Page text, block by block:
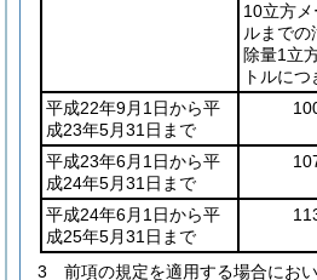
10立方メ
ルまでの
除量1立
トルにつ
平成22年9月1日から平
成23年5月31日まで
平成23年6月1日から平
成24年5月31日まで
平成24年6月1日から平
成25年5月31日まで
3
前項の規定を適用する場合にお